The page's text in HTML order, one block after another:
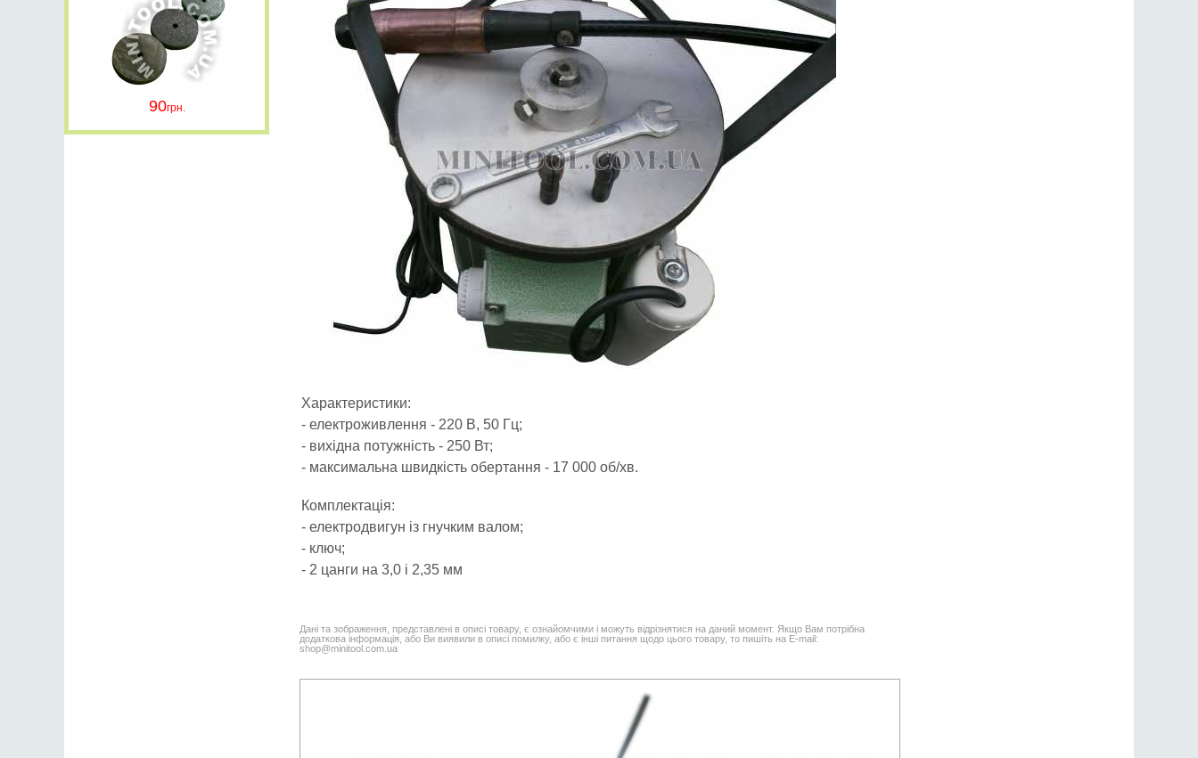
Характеристики:
- електроживлення - 220 В, 50 Гц;
- вихідна потужність - 250 Вт;
- максимальна швидкість обертання - 17 000 об/хв.
Комплектація:
- електродвигун із гнучким валом;
- ключ;
- 2 цанги на 3,0 і 2,35 мм
Дані та зображення, представлені в описі товару, є ознайомчими і можуть відрізнятися на даний момент. Якщо Вам потрібна
додаткова інформація, або Ви виявили в описі помилку, або є інші питання щодо цього товару, то пишіть на E-mail:
shop@minitool.com.ua
90